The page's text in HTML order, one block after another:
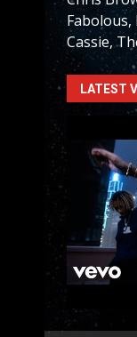
Fabolous,
Cassie,
LATEST